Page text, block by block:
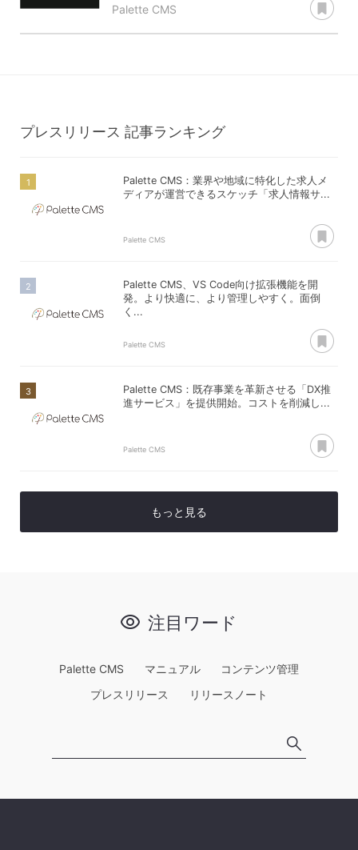
Palette CMS
プレスリリース 記事ランキング
Palette CMS：業界や地域に特化した求人メ
ディアが運営できるスケッチ「求人情報サ...
Palette CMS
Palette CMS、VS Code向け拡張機能を開
発。より快適に、より管理しやすく。面倒
く...
Palette CMS
Palette CMS：既存事業を革新させる「DX推
進サービス」を提供開始。コストを削減し...
Palette CMS
もっと見る
注目ワード
Palette CMS マニュアル
コンテンツ管理
プレスリリース
リリースノート